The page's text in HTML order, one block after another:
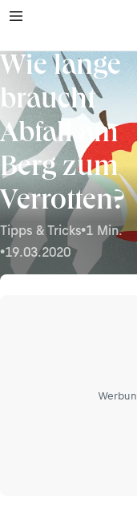
Wie lange
braucht
Abfall am
Berg zum
Verrotten?
Tipps & Tricks•1 Min.
•19.03.2020